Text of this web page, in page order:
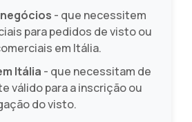
- que necessitem
para pedidos de visto ou
em Itália.
Itália - que necessitam de
válido para a inscrição ou
do visto.